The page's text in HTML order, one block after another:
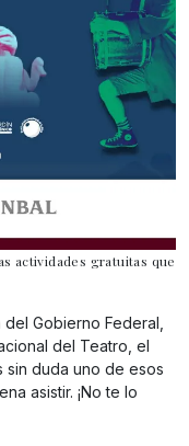
actividades gratuitas que
Gobierno Federal,
del Teatro, el
sin duda uno de esos
asistir. ¡No te lo